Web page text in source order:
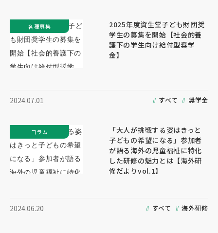
2025年度資生堂子ども財団奨
学生の募集を開始【社会的養
護下の学生向け給付型奨学
金】
2024.07.01 すべて 奨学金
各種募集
「大人が挑戦する姿はきっと
子どもの希望になる」参加者
が語る海外の児童福祉に特化
した研修の魅力とは【海外研
修だよりvol.1】
2024.06.20 すべて 海外研修
コラム